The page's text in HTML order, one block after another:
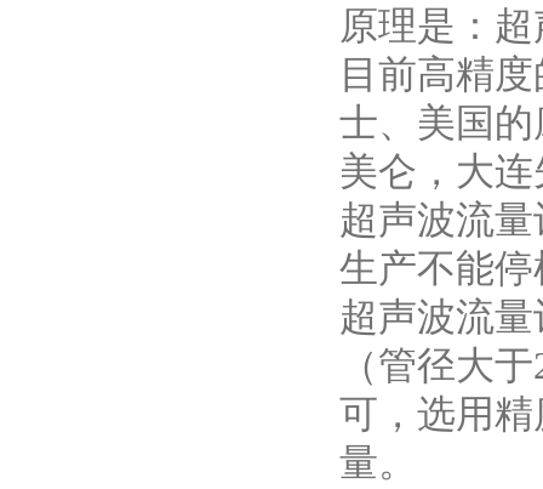
原理是：
目前高精
士、美国
美仑，大
超声波流
生产不能
超声波流
（管径大
可，选用
量。